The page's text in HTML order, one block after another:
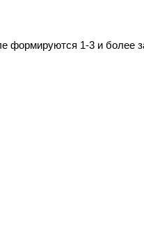
формируются 1-3 и более